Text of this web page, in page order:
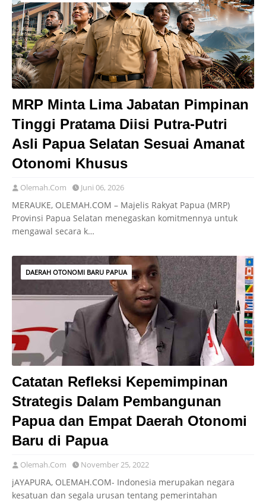
MRP Minta Lima Jabatan Pimpinan
Tinggi Pratama Diisi Putra-Putri
Asli Papua Selatan Sesuai Amanat
Otonomi Khusus
Olemah.Com Juni 06, 2026
MERAUKE, OLEMAH.COM – Majelis Rakyat Papua (MRP)
Provinsi Papua Selatan menegaskan komitmennya untuk
mengawal secara k…
DAERAH OTONOMI BARU PAPUA
Catatan Refleksi Kepemimpinan
Strategis Dalam Pembangunan
Papua dan Empat Daerah Otonomi
Baru di Papua
Olemah.Com November 25, 2022
jAYAPURA, OLEMAH.COM- Indonesia merupakan negara
kesatuan dan segala urusan tentang pemerintahan